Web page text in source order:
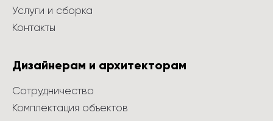
Услуги и сборка
Контакты
Дизайнерам и архитекторам
Сотрудничество
Комплектация объектов